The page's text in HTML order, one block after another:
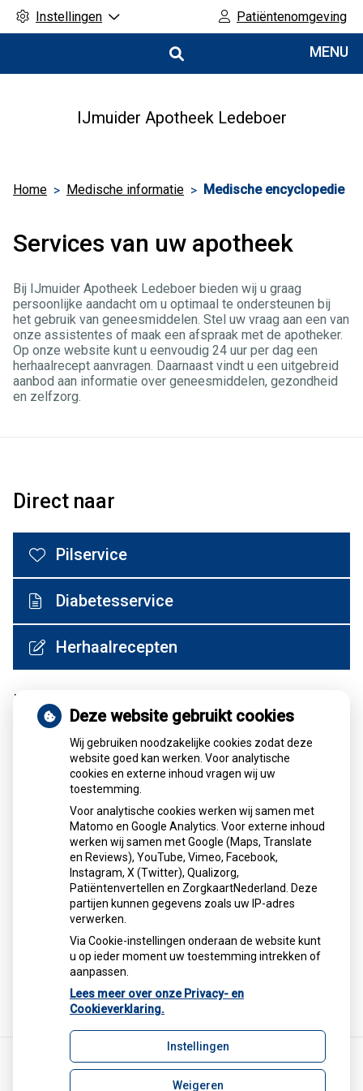
Instellingen Patiëntenomgeving
MENU
IJmuider Apotheek Ledeboer
Home Medische informatie Medische encyclopedie
Services van uw apotheek
Bij IJmuider Apotheek Ledeboer bieden wij u graag
persoonlijke aandacht om u optimaal te ondersteunen bij
het gebruik van geneesmiddelen. Stel uw vraag aan een van
onze assistentes of maak een afspraak met de apotheker.
Op onze website kunt u eenvoudig 24 uur per dag een
herhaalrecept aanvragen. Daarnaast vindt u een uitgebreid
aanbod aan informatie over geneesmiddelen, gezondheid
en zelfzorg.
Medische encyclopedie
Alles over medicijnen
Betrouwbare informatie van de apotheker
Apotheek.nl
Alles over medicijnen.
Betrouwbare informatie van de
apotheker.
Wat zoekt u?
Zoeken
Direct naar
Pilservice
Diabetesservice
Herhaalrecepten
Deze website gebruikt cookies
Wij gebruiken noodzakelijke cookies zodat deze
website goed kan werken. Voor analytische
cookies en externe inhoud vragen wij uw
toestemming.
Voor analytische cookies werken wij samen met
Matomo en Google Analytics. Voor externe inhoud
werken wij samen met Google (Maps, Translate
en Reviews), YouTube, Vimeo, Facebook,
Instagram, X (Twitter), Qualizorg,
Patiëntenvertellen en ZorgkaartNederland. Deze
partijen kunnen gegevens zoals uw IP-adres
verwerken.
Via Cookie-instellingen onderaan de website kunt
u op ieder moment uw toestemming intrekken of
aanpassen.
Lees meer over onze Privacy- en
Cookieverklaring.
Instellingen
Weigeren